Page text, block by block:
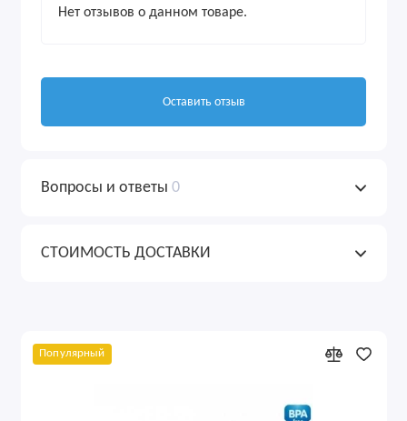
Нет отзывов о данном товаре.
Оставить отзыв
Вопросы и ответы 0
СТОИМОСТЬ ДОСТАВКИ
Популярный